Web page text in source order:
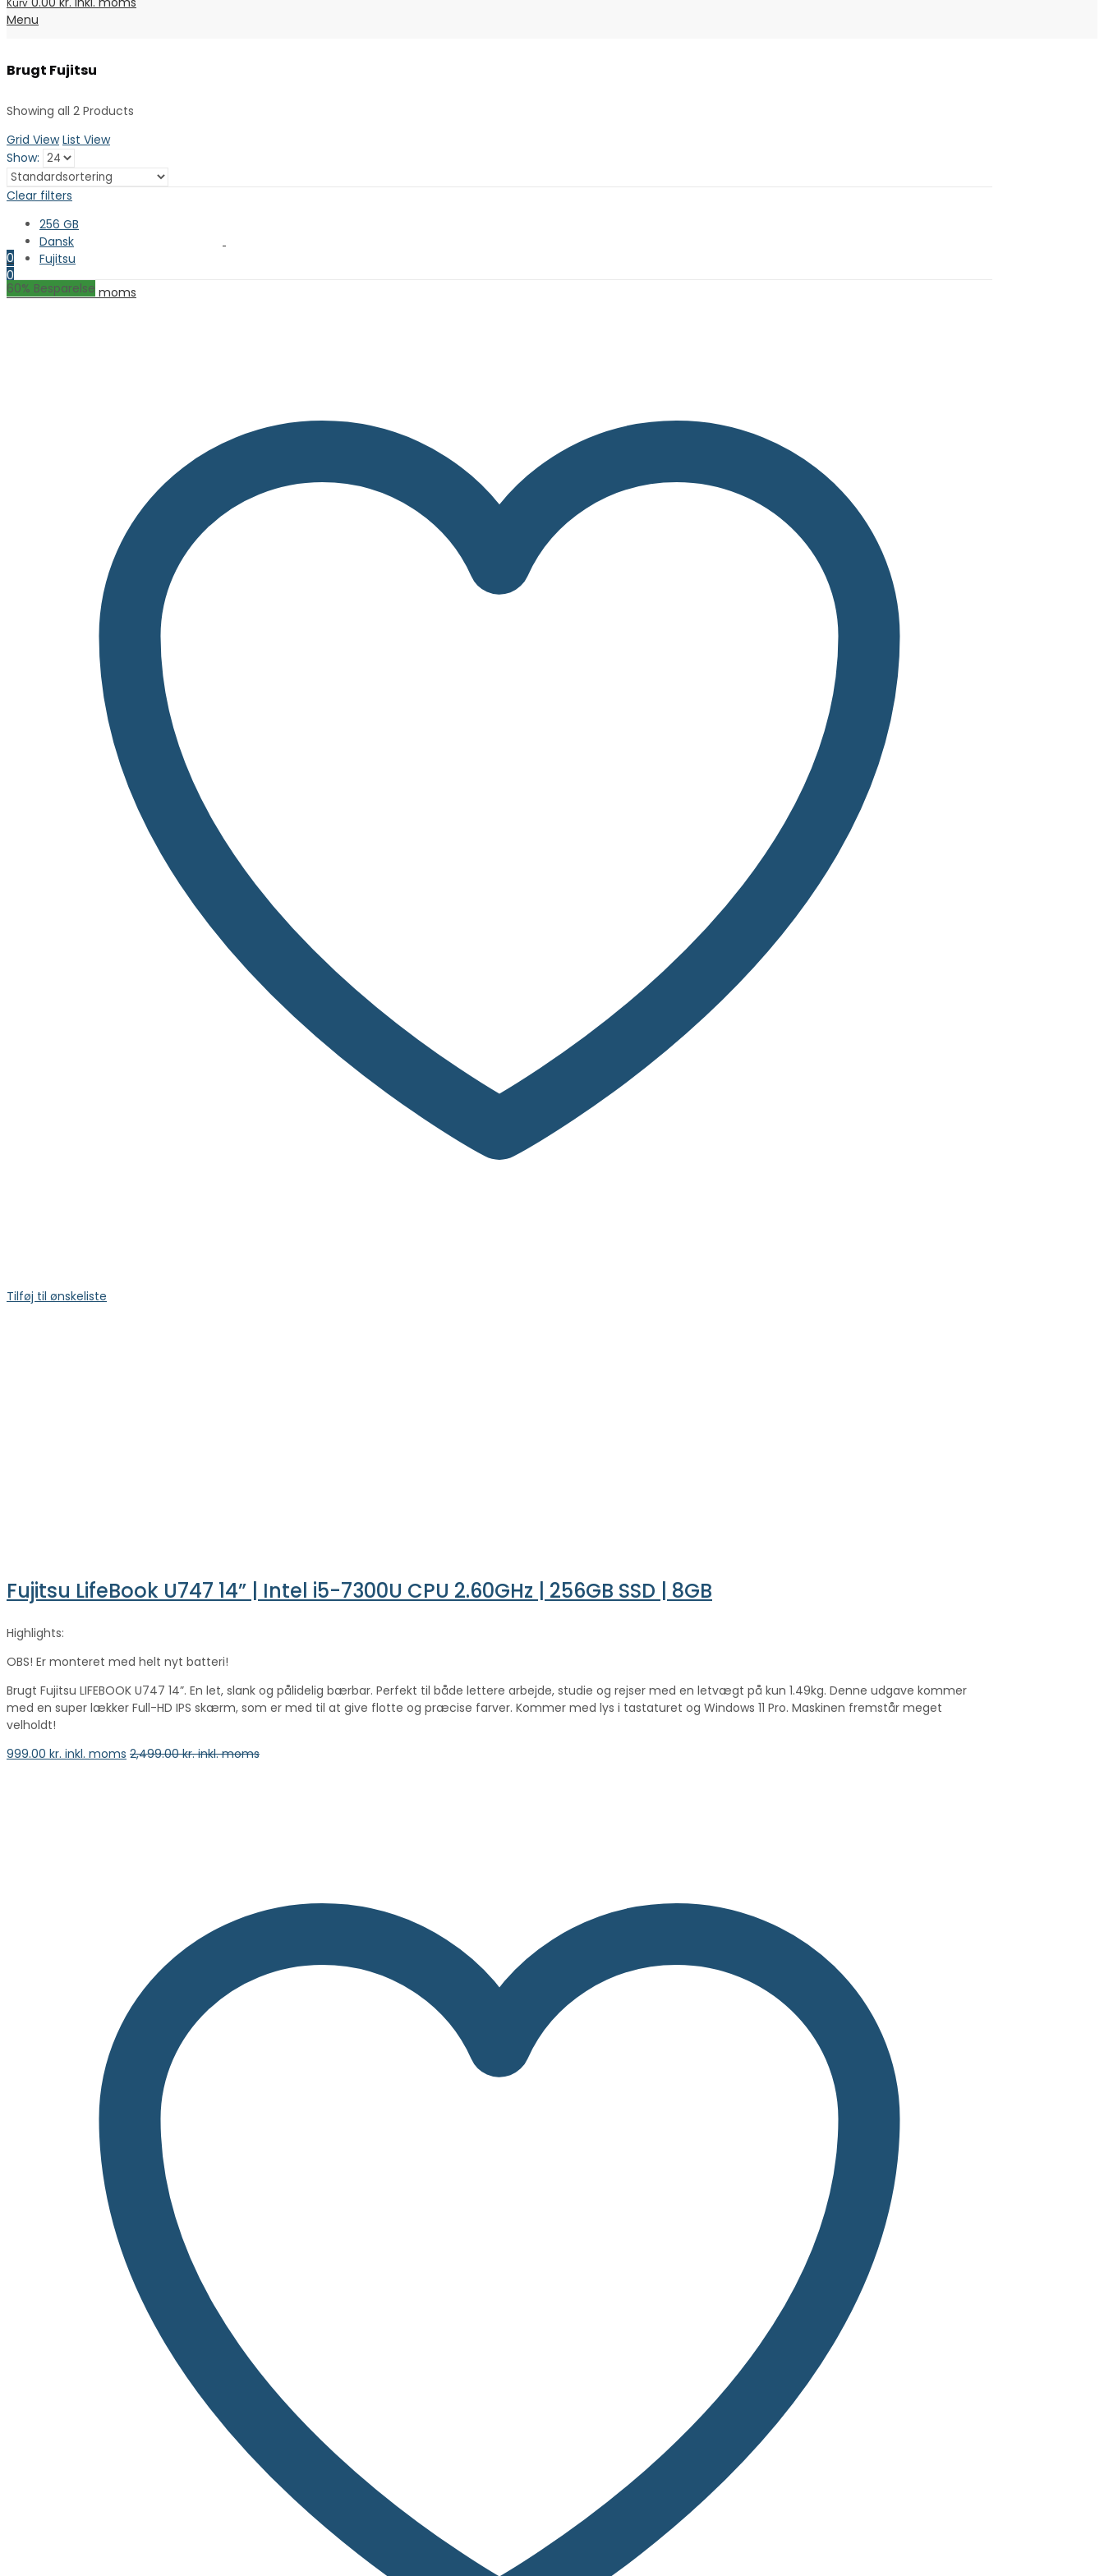
Kurv
Menu
0
0
Kurv 0.00kr. inkl. moms
Brugt Fujitsu
Showing all 2 Products
Grid View List View
Show:
Clear filters
256 GB
Dansk
Fujitsu
60% Besparelse
Tilføj til ønskeliste
Fujitsu LifeBook U747 14” | Intel i5-7300U CPU 2.60GHz | 256GB SSD | 8GB
Highlights:
OBS! Er monteret med helt nyt batteri!
Brugt Fujitsu LIFEBOOK U747 14”. En let, slank og pålidelig bærbar. Perfekt til både lettere arbejde, studie og rejser med en letvægt på kun 1.49kg. Denne udgave kommer
med en super lækker Full-HD IPS skærm, som er med til at give flotte og præcise farver. Kommer med lys i tastaturet og Windows 11 Pro. Maskinen fremstår meget
velholdt!
999.00 kr. inkl. moms 2,499.00kr. inkl. moms